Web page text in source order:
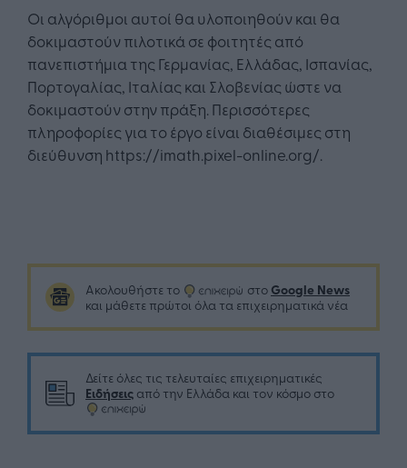
Οι αλγόριθμοι αυτοί θα υλοποιηθούν και θα
δοκιμαστούν πιλοτικά σε φοιτητές από
πανεπιστήμια της Γερμανίας, Ελλάδας, Ισπανίας,
Πορτογαλίας, Ιταλίας και Σλοβενίας ώστε να
δοκιμαστούν στην πράξη. Περισσότερες
πληροφορίες για το έργο είναι διαθέσιμες στη
διεύθυνση https://imath.pixel-online.org/.
Ακολουθήστε το στο Google News
και μάθετε πρώτοι όλα τα επιχειρηματικά νέα
Δείτε όλες τις τελευταίες επιχειρηματικές
Ειδήσεις από την Ελλάδα και τον κόσμο στο